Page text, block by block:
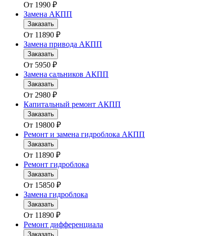
От 1990 ₽
Замена АКПП
Заказать
От 11890 ₽
Замена привода АКПП
Заказать
От 5950 ₽
Замена сальников АКПП
Заказать
От 2980 ₽
Капитальный ремонт АКПП
Заказать
От 19800 ₽
Ремонт и замена гидроблока АКПП
Заказать
От 11890 ₽
Ремонт гидроблока
Заказать
От 15850 ₽
Замена гидроблока
Заказать
От 11890 ₽
Ремонт дифференциала
Заказать